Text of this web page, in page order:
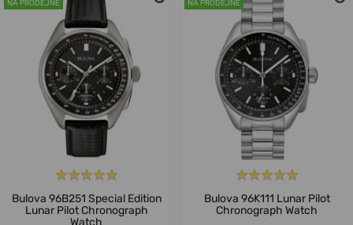
NA PRODEJNĚ
Bulova 96B251 Special Edition
Lunar Pilot Chronograph
NA PRODEJNĚ
Bulova 96K111 Lunar Pilot
Chronograph Watch